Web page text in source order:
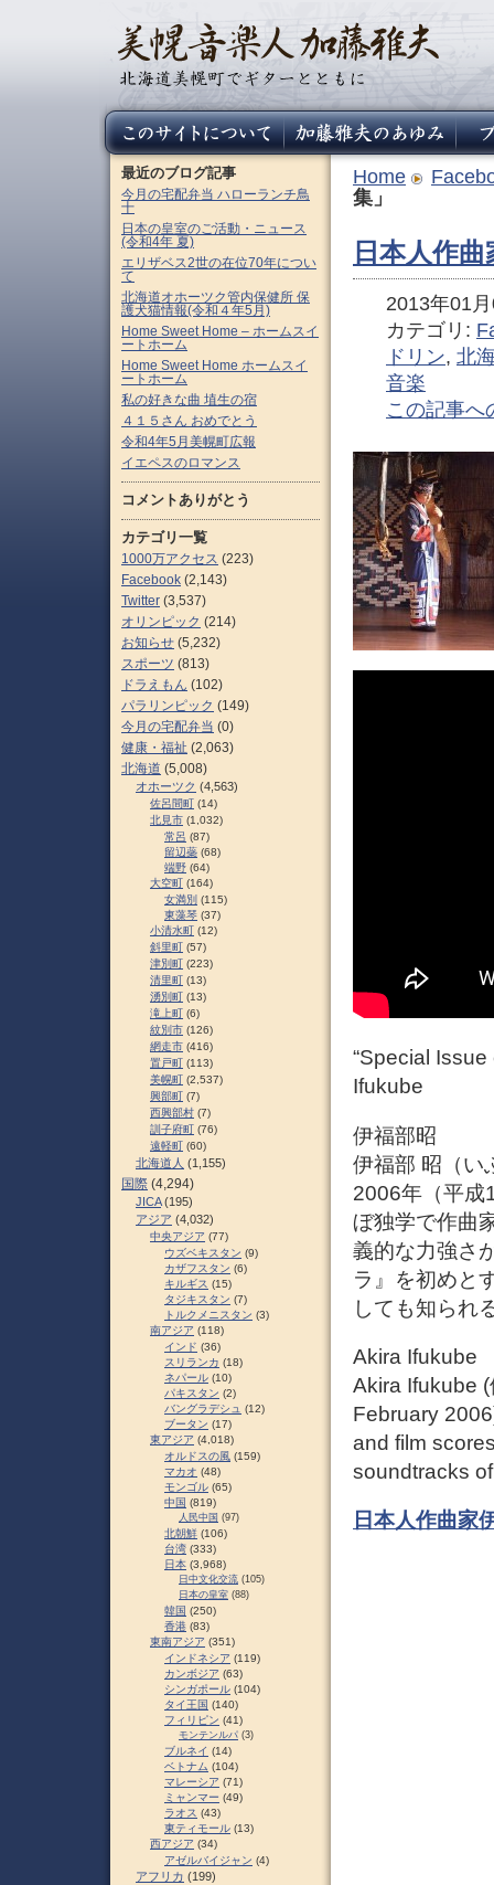
Home
集」
日本人作
2013年01
カテゴリ:
ドリン, 北
音楽
この記事へ
“Special
Ifukube
伊福部昭
伊福部 昭（い
2006年（平成
ぼ独学で作曲
義的な力強さ
ラ』を初めと
しても知られ
Akira Ifukube
Akira Ifukube
February
and film
soundtracks
日本人作曲家
最近のブログ記事
今月の宅配弁当 ハローランチ鳥
十
日本の皇室のご活動・ニュース
(令和4年 夏)
エリザベス2世の在位70年につい
て
北海道オホーツク管内保健所 保
護犬猫情報(令和４年5月)
Home Sweet Home – ホームスイ
ートホーム
Home Sweet Home ホームスイ
ートホーム
私の好きな曲 埴生の宿
４１５さん おめでとう
令和4年5月美幌町広報
イエペスのロマンス
コメントありがとう
カテゴリ一覧
1000万アクセス (223)
Facebook (2,143)
Twitter (3,537)
オリンピック (214)
お知らせ (5,232)
スポーツ (813)
ドラえもん (102)
パラリンピック (149)
今月の宅配弁当 (0)
健康・福祉 (2,063)
北海道 (5,008)
オホーツク (4,563)
佐呂間町 (14)
北見市 (1,032)
常呂 (87)
留辺蘂 (68)
端野 (64)
大空町 (164)
女満別 (115)
東藻琴 (37)
小清水町 (12)
斜里町 (57)
津別町 (223)
清里町 (13)
湧別町 (13)
滝上町 (6)
紋別市 (126)
網走市 (416)
置戸町 (113)
美幌町 (2,537)
興部町 (7)
西興部村 (7)
訓子府町 (76)
遠軽町 (60)
北海道人 (1,155)
国際 (4,294)
JICA(195)
アジア (4,032)
中央アジア (77)
ウズベキスタン (9)
カザフスタン (6)
キルギス (15)
タジキスタン (7)
トルクメニスタン (3)
南アジア (118)
インド (36)
スリランカ (18)
ネパール (10)
パキスタン (2)
バングラデシュ (12)
ブータン (17)
東アジア (4,018)
オルドスの風 (159)
マカオ (48)
モンゴル (65)
中国 (819)
人民中国 (97)
北朝鮮 (106)
台湾 (333)
日本 (3,968)
日中文化交流 (105)
日本の皇室 (88)
韓国 (250)
香港 (83)
東南アジア (351)
インドネシア (119)
カンボジア (63)
シンガポール (104)
タイ王国 (140)
フィリピン (41)
モンテンルパ (3)
ブルネイ (14)
ベトナム (104)
マレーシア (71)
ミャンマー (49)
ラオス (43)
東ティモール (13)
西アジア (34)
アゼルバイジャン (4)
アフリカ (199)